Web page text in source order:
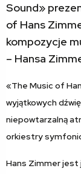
Sound»
of Hans
kompozycje
– Hansa
«The Music of
wyjątkowych
niepowtarzalną
orkiestry
Hans Zimmer jest